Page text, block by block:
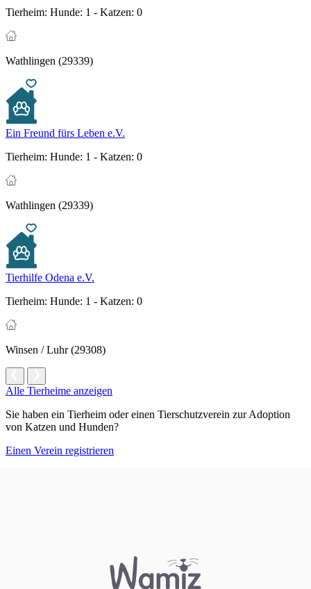
Tierheim: Hunde: 1 - Katzen: 0
Wathlingen (29339)
Ein Freund fürs Leben e.V.
Tierheim: Hunde: 1 - Katzen: 0
Wathlingen (29339)
Tierhilfe Odena e.V.
Tierheim: Hunde: 1 - Katzen: 0
Winsen / Luhr (29308)
Alle Tierheime anzeigen
Sie haben ein Tierheim oder einen Tierschutzverein zur Adoption
von Katzen und Hunden?
Einen Verein registrieren